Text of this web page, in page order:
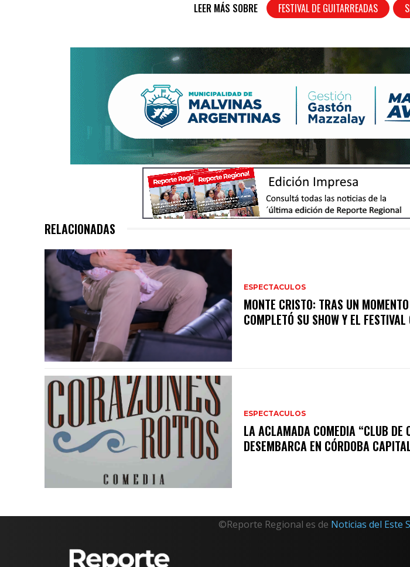
LEER MÁS SOBRE FESTIVAL DE GUITARREADAS
RELACIONADAS
ESPECTACULOS
MONTE CRISTO: TRAS UN
COMPLETÓ SU SHOW Y EL
ESPECTACULOS
LA ACLAMADA COMEDIA “CLUB DE
DESEMBARCA EN CÓRDOBA
©Reporte Regional es de Noticias del Este